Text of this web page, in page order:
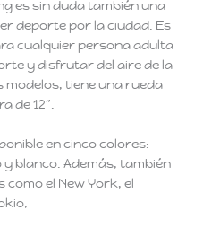
es sin duda también una
deporte por la ciudad. Es
cualquier persona adulta
y disfrutar del aire de la
modelos, tiene una rueda
de 12″.
en cinco colores:
blanco. Además, también
el New York, el